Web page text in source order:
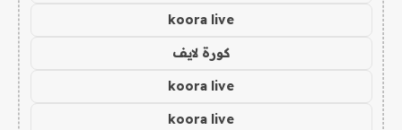
koora live
كورة لايف
koora live
koora live